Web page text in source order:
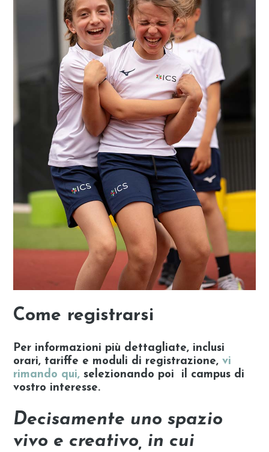
Come registrarsi
Per informazioni più dettagliate, inclusi
orari, tariffe e moduli di registrazione,vi
rimando qui, selezionando poi il campus di
vostro interesse.
Decisamente uno spazio
vivo e creativo, in cui